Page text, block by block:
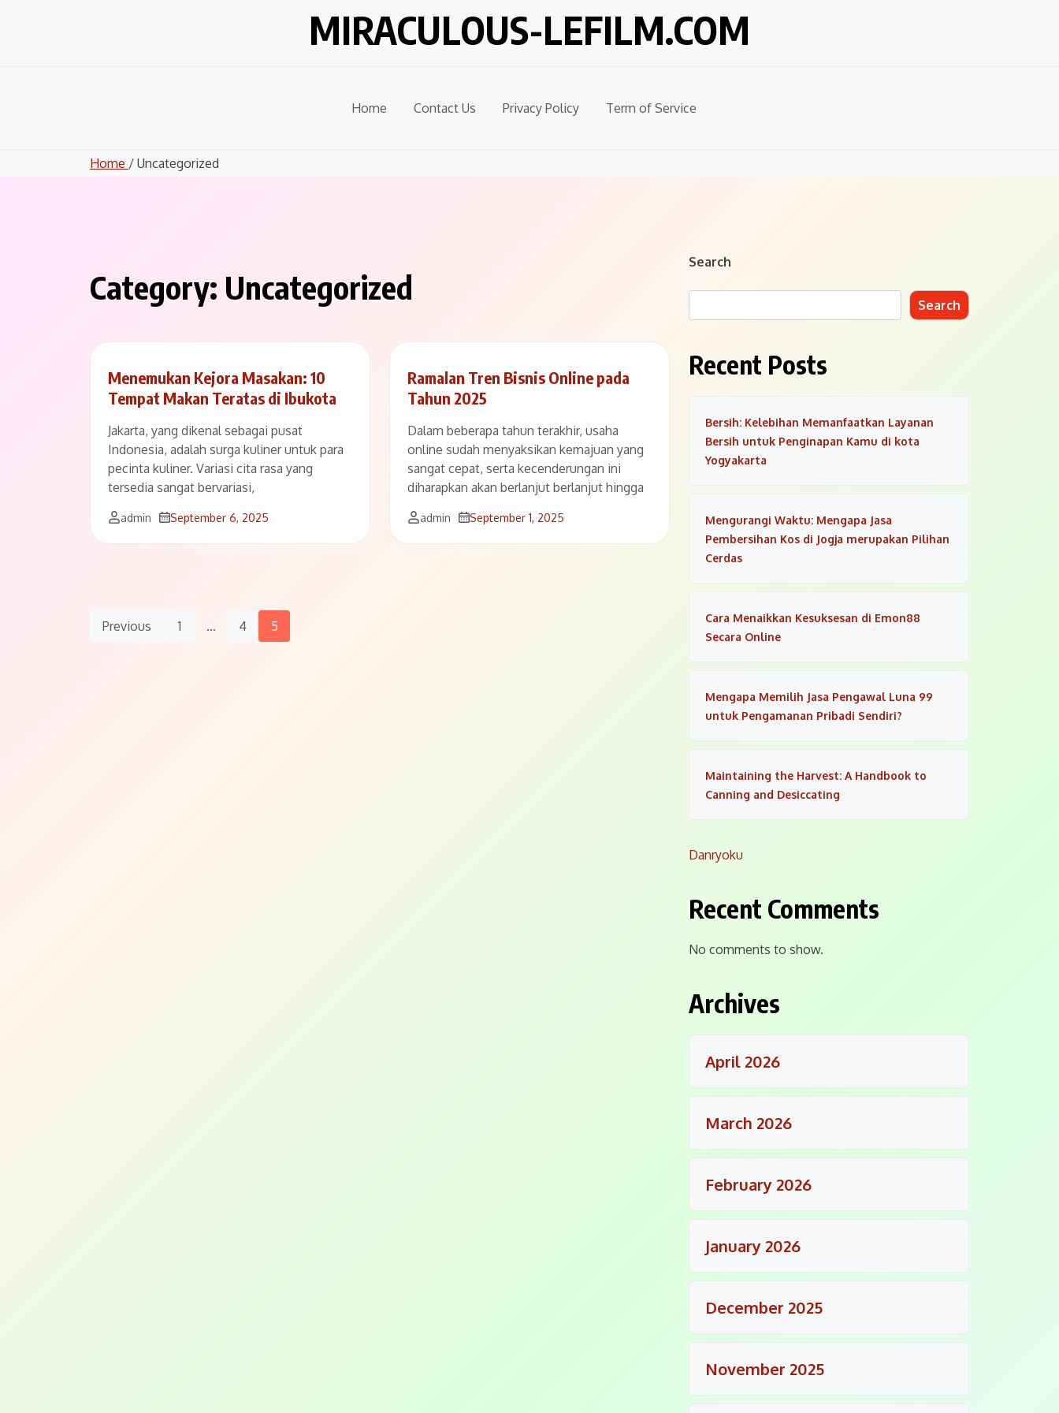
MIRACULOUS-LEFILM.COM
Home Contact Us Privacy Policy Term of Service
Home / Uncategorized
Category: Uncategorized
Menemukan Kejora Masakan: 10
Tempat Makan Teratas di Ibukota
Jakarta, yang dikenal sebagai pusat
Indonesia, adalah surga kuliner untuk para
pecinta kuliner. Variasi cita rasa yang
tersedia sangat bervariasi,
admin September 6, 2025
Ramalan Tren Bisnis Online pada
Tahun 2025
Dalam beberapa tahun terakhir, usaha
online sudah menyaksikan kemajuan yang
sangat cepat, serta kecenderungan ini
diharapkan akan berlanjut berlanjut hingga
admin September 1, 2025
Posts
Previous 1 … 4 5
Search
Search
Recent Posts
Bersih: Kelebihan Memanfaatkan Layanan
Bersih untuk Penginapan Kamu di kota
Yogyakarta
Mengurangi Waktu: Mengapa Jasa
Pembersihan Kos di Jogja merupakan Pilihan
Cerdas
Cara Menaikkan Kesuksesan di Emon88
Secara Online
Mengapa Memilih Jasa Pengawal Luna 99
untuk Pengamanan Pribadi Sendiri?
Maintaining the Harvest: A Handbook to
Canning and Desiccating
Danryoku
Recent Comments
No comments to show.
Archives
April 2026
March 2026
February 2026
January 2026
December 2025
November 2025